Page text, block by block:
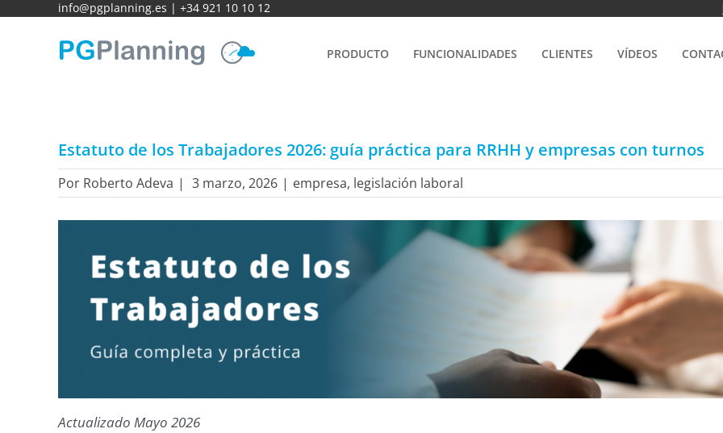
info@pgplanning.es | +34 921 10 10 12
PRODUCTO FUNCIONALIDADES CLIENTES VÍDEOS
Estatuto de los Trabajadores 2026: guía práctica para RRHH y empresas con turnos
Por Roberto Adeva | 3 marzo, 2026 | empresa, legislación laboral
Actualizado Mayo 2026